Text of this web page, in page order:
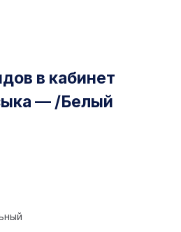
в кабинет
— /Белый